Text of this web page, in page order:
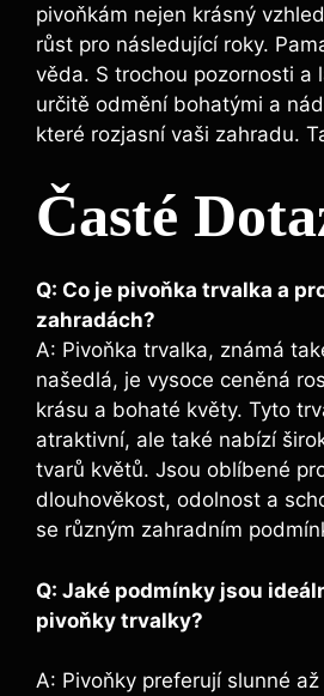
pivoňkám nejen ‌krásný
růst pro následující ‌roky.
věda.⁣ S trochou pozornosti a
určitě odmění bohatými ⁤a
které rozjasní vaši zahradu.‍
Časté
Q: Co je‌ pivoňka trvalka a
zahradách?
A: Pivoňka trvalka, známá
našedlá, je vysoce ceněná
krásu⁣ a bohaté květy. Tyto
atraktivní, ale také nabízí
tvarů květů. Jsou oblíbené
dlouhověkost, odolnost a
se různým zahradním
Q:‍ Jaké‌ podmínky jsou
pivoňky trvalky?
A: Pivoňky preferují‍ slunné